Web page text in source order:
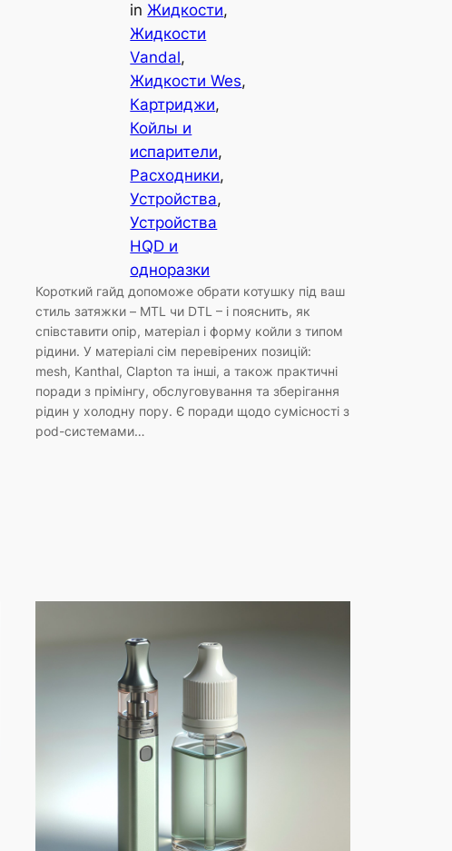
inЖидкости
Жидкости
Vandal
Жидкости Wes
Картриджи
Койлы и
испарители
Расходники
Устройства
Устройства
HQD и
одноразки
Короткий гайд допоможе обрати котушку під ваш
стиль затяжки – MTL чи DTL – і пояснить, як
співставити опір, матеріал і форму койли з типом
рідини. У матеріалі сім перевірених позицій:
mesh, Kanthal, Clapton та інші, а також практичні
поради з прімінгу, обслуговування та зберігання
рідин у холодну пору. Є поради щодо сумісності з
pod-системами…